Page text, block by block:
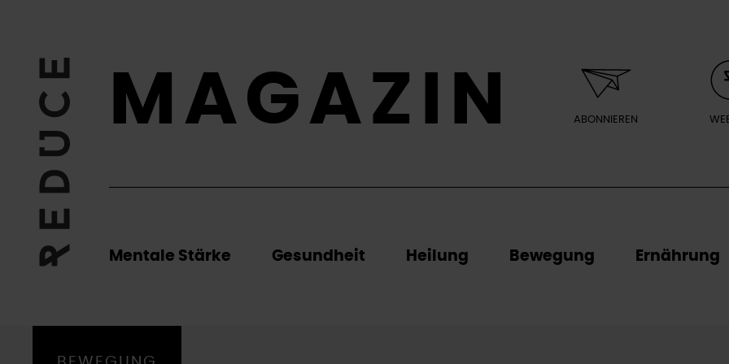
MAGAZIN ABONNIEREN
Mentale Stärke Gesundheit Heilung Bewegung Ernährung